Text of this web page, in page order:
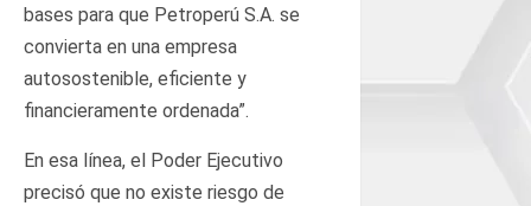
bases para que Petroperú S.A. se
convierta en una empresa
autosostenible, eficiente y
financieramente ordenada”.
En esa línea, el Poder Ejecutivo
precisó que no existe riesgo de